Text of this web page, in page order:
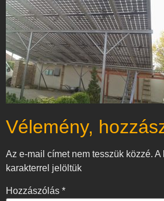
Vélemény,
Az e-mail címet nem tesszük közzé. A
karakterrel jelöltük
Hozzászólás *